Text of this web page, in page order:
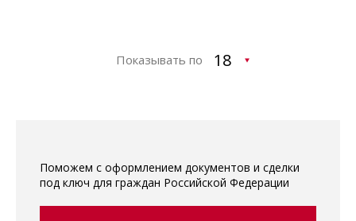
Показывать по
Поможем с оформлением документов и сделки
под ключ для граждан Российской Федерации